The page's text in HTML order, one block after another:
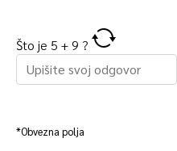
Što je 5 +9 ?
*Obvezna polja